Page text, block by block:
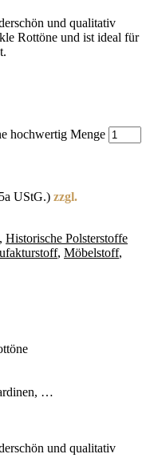
und qualitativ
Rottöne und ist ideal für
hochwertig Menge
UStG.) zzgl.
, Historische Polsterstoffe
, Möbelstoff,
…
und qualitativ